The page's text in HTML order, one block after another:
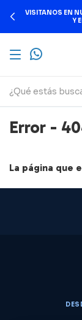
VISITANOS EN
Y
Error -
La página que